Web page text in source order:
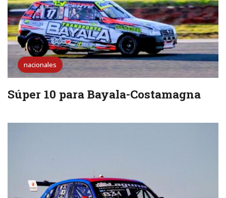
nacionales
Súper 10 para Bayala-Costamagna